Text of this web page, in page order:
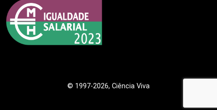
© 1997-2026, Ciência Viva